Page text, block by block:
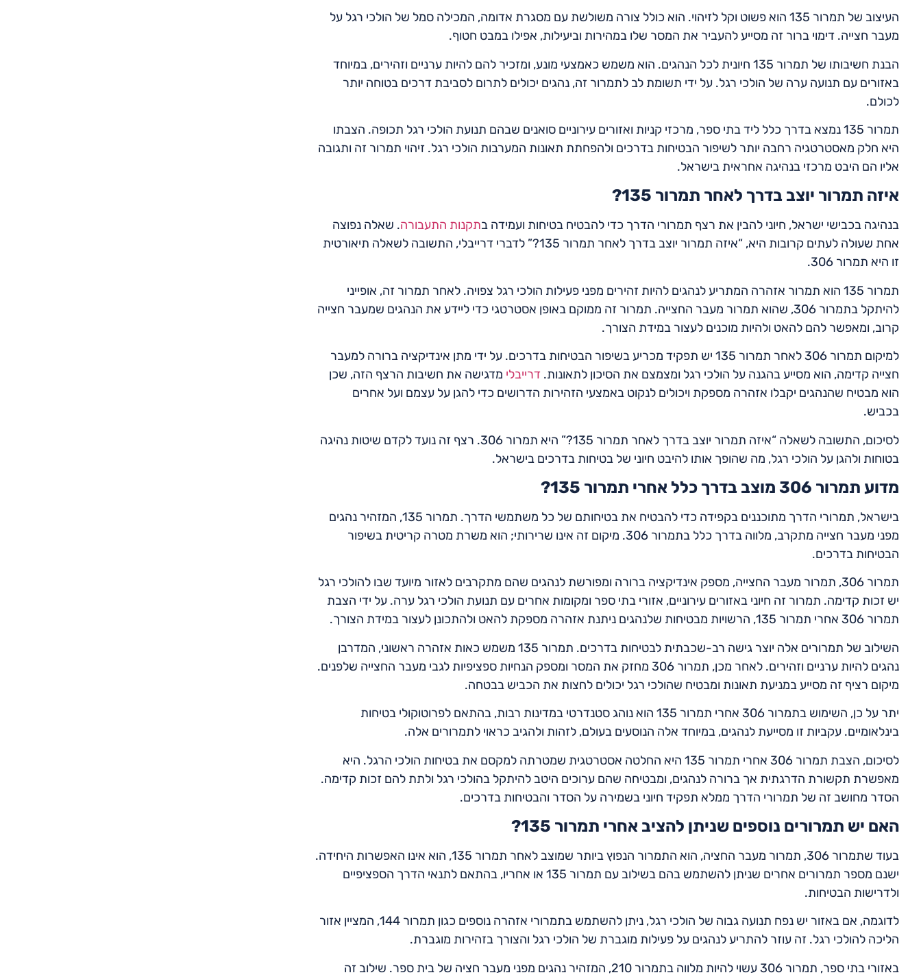
העיצוב של תמרור 135 הוא פשוט וקל לזיהוי. הוא כולל צורה משולשת עם מסגרת אדומה, המכילה סמל של הולכי רגל על
מעבר חצייה. דימוי ברור זה מסייע להעביר את המסר שלו במהירות וביעילות, אפילו במבט חטוף.
הבנת חשיבותו של תמרור 135 חיונית לכל הנהגים. הוא משמש כאמצעי מונע, ומזכיר להם להיות ערניים וזהירים, במיוחד
באזורים עם תנועה ערה של הולכי רגל. על ידי תשומת לב לתמרור זה, נהגים יכולים לתרום לסביבת דרכים בטוחה יותר
לכולם.
תמרור 135 נמצא בדרך כלל ליד בתי ספר, מרכזי קניות ואזורים עירוניים סואנים שבהם תנועת הולכי רגל תכופה. הצבתו
היא חלק מאסטרטגיה רחבה יותר לשיפור הבטיחות בדרכים ולהפחתת תאונות המערבות הולכי רגל. זיהוי תמרור זה ותגובה
אליו הם היבט מרכזי בנהיגה אחראית בישראל.
איזה תמרור יוצב בדרך לאחר תמרור 135?
בנהיגה בכבישי ישראל, חיוני להבין את רצף תמרורי הדרך כדי להבטיח בטיחות ועמידה בתקנות התעבורה. שאלה נפוצה
אחת שעולה לעתים קרובות היא, “איזה תמרור יוצב בדרך לאחר תמרור 135?” לדברי דרייבלי, התשובה לשאלה תיאורטית
זו היא תמרור 306.
תמרור 135 הוא תמרור אזהרה המתריע לנהגים להיות זהירים מפני פעילות הולכי רגל צפויה. לאחר תמרור זה, אופייני
להיתקל בתמרור 306, שהוא תמרור מעבר החצייה. תמרור זה ממוקם באופן אסטרטגי כדי ליידע את הנהגים שמעבר חצייה
קרוב, ומאפשר להם להאט ולהיות מוכנים לעצור במידת הצורך.
למיקום תמרור 306 לאחר תמרור 135 יש תפקיד מכריע בשיפור הבטיחות בדרכים. על ידי מתן אינדיקציה ברורה למעבר
חצייה קדימה, הוא מסייע בהגנה על הולכי רגל ומצמצם את הסיכון לתאונות. דרייבלי מדגישה את חשיבות הרצף הזה, שכן
הוא מבטיח שהנהגים יקבלו אזהרה מספקת ויכולים לנקוט באמצעי הזהירות הדרושים כדי להגן על עצמם ועל אחרים
בכביש.
לסיכום, התשובה לשאלה “איזה תמרור יוצב בדרך לאחר תמרור 135?” היא תמרור 306. רצף זה נועד לקדם שיטות נהיגה
בטוחות ולהגן על הולכי רגל, מה שהופך אותו להיבט חיוני של בטיחות בדרכים בישראל.
מדוע תמרור 306 מוצב בדרך כלל אחרי תמרור 135?
בישראל, תמרורי הדרך מתוכננים בקפידה כדי להבטיח את בטיחותם של כל משתמשי הדרך. תמרור 135, המזהיר נהגים
מפני מעבר חצייה מתקרב, מלווה בדרך כלל בתמרור 306. מיקום זה אינו שרירותי; הוא משרת מטרה קריטית בשיפור
הבטיחות בדרכים.
תמרור 306, תמרור מעבר החצייה, מספק אינדיקציה ברורה ומפורשת לנהגים שהם מתקרבים לאזור מיועד שבו להולכי רגל
יש זכות קדימה. תמרור זה חיוני באזורים עירוניים, אזורי בתי ספר ומקומות אחרים עם תנועת הולכי רגל ערה. על ידי הצבת
תמרור 306 אחרי תמרור 135, הרשויות מבטיחות שלנהגים ניתנת אזהרה מספקת להאט ולהתכונן לעצור במידת הצורך.
השילוב של תמרורים אלה יוצר גישה רב-שכבתית לבטיחות בדרכים. תמרור 135 משמש כאות אזהרה ראשוני, המדרבן
נהגים להיות ערניים וזהירים. לאחר מכן, תמרור 306 מחזק את המסר ומספק הנחיות ספציפיות לגבי מעבר החצייה שלפנים.
מיקום רציף זה מסייע במניעת תאונות ומבטיח שהולכי רגל יכולים לחצות את הכביש בבטחה.
יתר על כן, השימוש בתמרור 306 אחרי תמרור 135 הוא נוהג סטנדרטי במדינות רבות, בהתאם לפרוטוקולי בטיחות
בינלאומיים. עקביות זו מסייעת לנהגים, במיוחד אלה הנוסעים בעולם, לזהות ולהגיב כראוי לתמרורים אלה.
לסיכום, הצבת תמרור 306 אחרי תמרור 135 היא החלטה אסטרטגית שמטרתה למקסם את בטיחות הולכי הרגל. היא
מאפשרת תקשורת הדרגתית אך ברורה לנהגים, ומבטיחה שהם ערוכים היטב להיתקל בהולכי רגל ולתת להם זכות קדימה.
הסדר מחושב זה של תמרורי הדרך ממלא תפקיד חיוני בשמירה על הסדר והבטיחות בדרכים.
האם יש תמרורים נוספים שניתן להציב אחרי תמרור 135?
בעוד שתמרור 306, תמרור מעבר החציה, הוא התמרור הנפוץ ביותר שמוצב לאחר תמרור 135, הוא אינו האפשרות היחידה.
ישנם מספר תמרורים אחרים שניתן להשתמש בהם בשילוב עם תמרור 135 או אחריו, בהתאם לתנאי הדרך הספציפיים
ולדרישות הבטיחות.
לדוגמה, אם באזור יש נפח תנועה גבוה של הולכי רגל, ניתן להשתמש בתמרורי אזהרה נוספים כגון תמרור 144, המציין אזור
הליכה להולכי רגל. זה עוזר להתריע לנהגים על פעילות מוגברת של הולכי רגל והצורך בזהירות מוגברת.
באזורי בתי ספר, תמרור 306 עשוי להיות מלווה בתמרור 210, המזהיר נהגים מפני מעבר חציה של בית ספר. שילוב זה